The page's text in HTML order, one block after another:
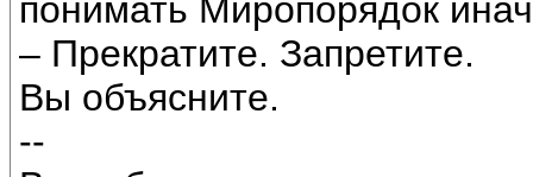
понимать Миропорядок
– Прекратите. Запретите.
Вы объясните.
--